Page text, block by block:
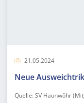
21.05.2024
Neue
Quelle: SV Haunwöhr